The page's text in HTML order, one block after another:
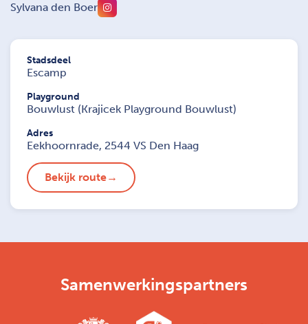
Sylvana den Boer
Stadsdeel
Escamp
Playground
Bouwlust (Krajicek Playground Bouwlust)
Adres
Eekhoornrade, 2544 VS Den Haag
Bekijk route
Samenwerkingspartners